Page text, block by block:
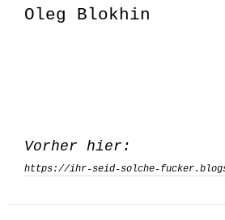
Oleg Blokhin
Vorher hier:
https://ihr-seid-solche-